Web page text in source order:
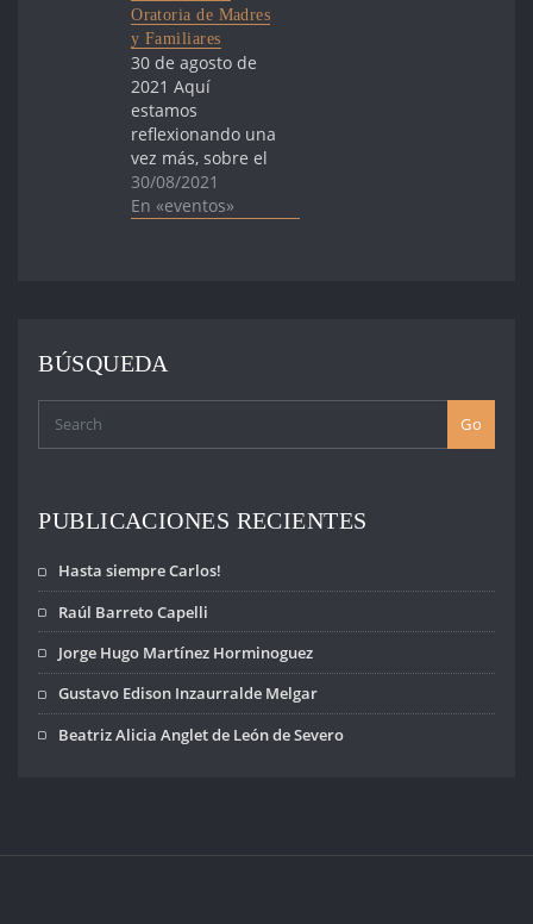
Cadena Perpetua
a los 24
imputados por
delitos graves
(secuestro,
tortura y
asesinato)
durante las
dictaduras del
Oratoria de Madres
y Familiares
30 de agosto de
2021 Aquí
estamos
reflexionando una
vez más, sobre el
sentido presente
de la lucha contra
primero por la
desesperación
vivos. La
como sociedad
30/08/2021
En «eventos»
BÚSQUEDA
Go
PUBLICACIONES RECIENTES
Hasta siempre Carlos!
Raúl Barreto Capelli
Jorge Hugo Martínez Horminoguez
Gustavo Edison Inzaurralde Melgar
Beatriz Alicia Anglet de León de Severo